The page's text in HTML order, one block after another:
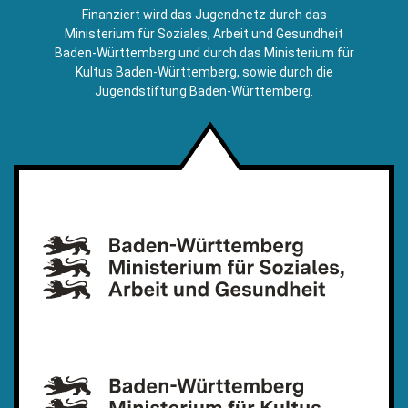
Mail)
Finanziert wird das Jugendnetz durch das
Ministerium für Soziales, Arbeit und Gesundheit
Baden-Württemberg und durch das Ministerium für
Kultus Baden-Württemberg, sowie durch die
Jugendstiftung Baden-Württemberg.